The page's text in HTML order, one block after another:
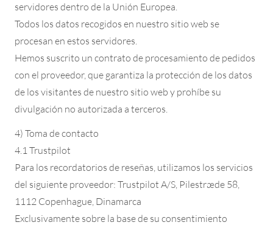
servidores dentro de la Unión Europea.
Todos los datos recogidos en nuestro sitio web se
procesan en estos servidores.
Hemos suscrito un contrato de procesamiento de pedidos
con el proveedor, que garantiza la protección de los datos
de los visitantes de nuestro sitio web y prohíbe su
divulgación no autorizada a terceros.
4) Toma de contacto
4.1 Trustpilot
Para los recordatorios de reseñas, utilizamos los servicios
del siguiente proveedor: Trustpilot A/S, Pilestræde 58,
1112 Copenhague, Dinamarca
Exclusivamente sobre la base de su consentimiento